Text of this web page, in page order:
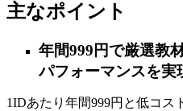
主なポイント
年間999円で厳選教
パフォーマンスを実
1IDあたり年間999円と低コス